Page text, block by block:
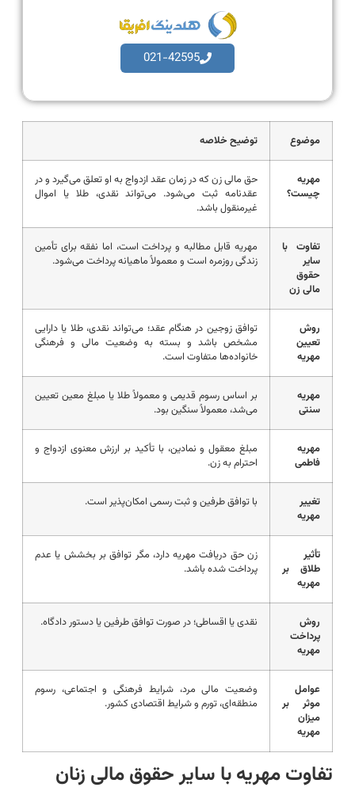
021-42595
موضوع توضیح خلاصه
مهریه
چیست؟
حق مالی زن که در زمان عقد ازدواج به او تعلق می‌گیرد و در
عقدنامه ثبت می‌شود. می‌تواند نقدی، طلا یا اموال
غیرمنقول باشد.
تفاوت با
سایر
حقوق
مالی زن
مهریه قابل مطالبه و پرداخت است، اما نفقه برای تأمین
زندگی روزمره است و معمولاً ماهیانه پرداخت می‌شود.
روش
تعیین
مهریه
توافق زوجین در هنگام عقد؛ می‌تواند نقدی، طلا یا دارایی
مشخص باشد و بسته به وضعیت مالی و فرهنگی
خانواده‌ها متفاوت است.
مهریه
سنتی
بر اساس رسوم قدیمی و معمولاً طلا یا مبلغ معین تعیین
می‌شد، معمولاً سنگین بود.
مهریه
فاطمی
مبلغ معقول و نمادین، با تأکید بر ارزش معنوی ازدواج و
احترام به زن.
تغییر
مهریه
با توافق طرفین و ثبت رسمی امکان‌پذیر است.
تأثیر
طلاق بر
مهریه
زن حق دریافت مهریه دارد، مگر توافق بر بخشش یا عدم
پرداخت شده باشد.
روش
پرداخت
مهریه
نقدی یا اقساطی؛ در صورت توافق طرفین یا دستور دادگاه.
عوامل
موثر بر
میزان
مهریه
وضعیت مالی مرد، شرایط فرهنگی و اجتماعی، رسوم
منطقه‌ای، تورم و شرایط اقتصادی کشور.
تفاوت مهریه با سایر حقوق مالی زنان